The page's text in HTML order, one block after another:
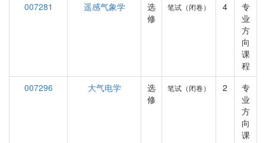
007281
遥感气象学
选
修
笔试（闭卷） 4
专
业
方
向
课
程
007296
大气电学
选
修
笔试（闭卷） 2
专
业
方
向
课